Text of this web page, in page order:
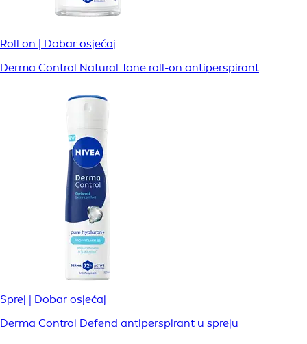
Roll on | Dobar osjećaj
Derma Control Natural Tone roll-on antiperspirant
Sprej | Dobar osjećaj
Derma Control Defend antiperspirant u spreju